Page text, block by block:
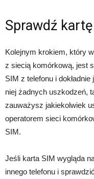
Sprawdź kartę
Kolejnym krokiem, który
z siecią komórkową, jest
SIM z telefonu i
niej żadnych uszkodzeń,
zauważysz jakiekolwiek
operatorem sieci
SIM.
Jeśli karta SIM wygląda
innego telefonu i